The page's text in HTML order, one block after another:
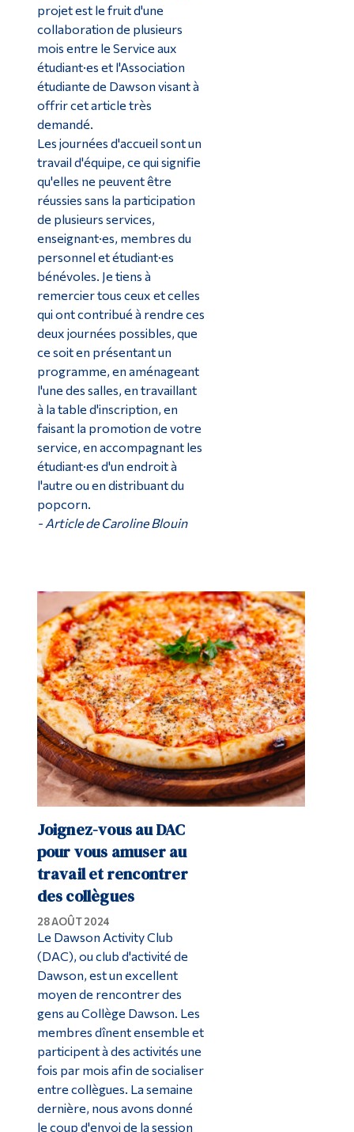
projet est le fruit d'une
collaboration de plusieurs
mois entre le Service aux
étudiant·es et l'Association
étudiante de Dawson visant à
offrir cet article très
demandé.
Les journées d'accueil sont un
travail d'équipe, ce qui signifie
qu'elles ne peuvent être
réussies sans la participation
de plusieurs services,
enseignant·es, membres du
personnel et étudiant·es
bénévoles. Je tiens à
remercier tous ceux et celles
qui ont contribué à rendre ces
deux journées possibles, que
ce soit en présentant un
programme, en aménageant
l'une des salles, en travaillant
à la table d'inscription, en
faisant la promotion de votre
service, en accompagnant les
étudiant·es d'un endroit à
l'autre ou en distribuant du
popcorn.
- Article de Caroline Blouin
Joignez-vous au DAC
pour vous amuser au
travail et rencontrer
des collègues
28 AOÛT 2024
Le Dawson Activity Club
(DAC), ou club d'activité de
Dawson, est un excellent
moyen de rencontrer des
gens au Collège Dawson. Les
membres dînent ensemble et
participent à des activités une
fois par mois afin de socialiser
entre collègues. La semaine
dernière, nous avons donné
le coup d'envoi de la session